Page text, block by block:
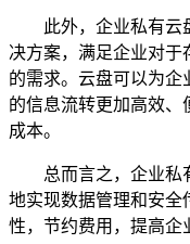
此外，企业私有云
决方案，满足企业对
的需求。云盘可以为企
的信息流转更加高效
成本。
总而言之，企业私
地实现数据管理和安全
性，节约费用，提高企